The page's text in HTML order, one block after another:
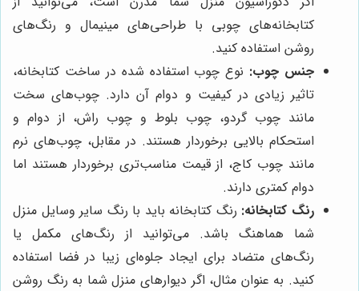
کتابخانه‌های چوبی با طراحی‌های مینیمال و رنگ‌های
روشن استفاده کنید.
جنس چوب: نوع چوب استفاده شده در ساخت کتابخانه،
تاثیر زیادی در کیفیت و دوام آن دارد. چوب‌های سخت
مانند چوب گردو، چوب بلوط و چوب راش، از دوام و
استحکام بالایی برخوردار هستند. در مقابل، چوب‌های نرم
مانند چوب کاج، از قیمت مناسب‌تری برخوردار هستند اما
دوام کمتری دارند.
رنگ کتابخانه: رنگ کتابخانه باید با رنگ سایر وسایل منزل
شما هماهنگ باشد. می‌توانید از رنگ‌های مکمل یا
رنگ‌های متضاد برای ایجاد جلوه‌ای زیبا در فضا استفاده
کنید. به عنوان مثال، اگر دیوارهای منزل شما به رنگ روشن